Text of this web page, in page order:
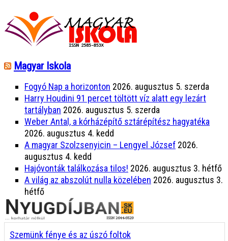
Magyar Iskola
Fogyó Nap a horizonton 2026. augusztus 5. szerda
Harry Houdini 91 percet töltött víz alatt egy lezárt
tartályban 2026. augusztus 5. szerda
Weber Antal, a kórházépítő sztárépítész hagyatéka
2026. augusztus 4. kedd
A magyar Szolzsenyicin – Lengyel József 2026.
augusztus 4. kedd
Hajóvonták találkozása tilos! 2026. augusztus 3. hétfő
A világ az abszolút nulla közelében 2026. augusztus 3.
hétfő
Szemünk fénye és az úszó foltok